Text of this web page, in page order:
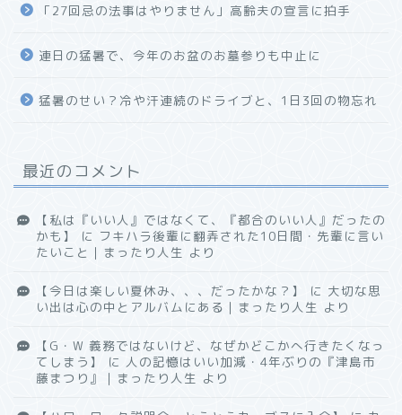
「27回忌の法事はやりません」高齢夫の宣言に拍手
連日の猛暑で、今年のお盆のお墓参りも中止に
猛暑のせい？冷や汗連続のドライブと、1日3回の物忘れ
最近のコメント
【私は『いい人』ではなくて、『都合のいい人』だったの
かも】
に フキハラ後輩に翻弄された10日間・先輩に言い
たいこと｜まったり人生 より
【今日は楽しい夏休み、、、だったかな？】 に 大切な思
い出は心の中とアルバムにある｜まったり人生 より
【G・W 義務ではないけど、なぜかどこかへ行きたくなっ
てしまう】
に 人の記憶はいい加減・4年ぶりの『津島市
藤まつり』｜まったり人生 より